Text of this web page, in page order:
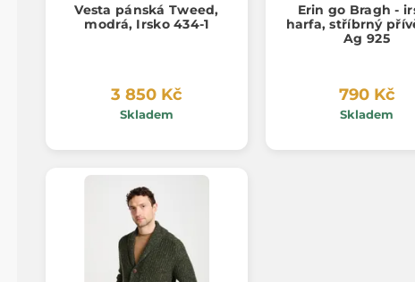
Vesta pánská Tweed,
modrá, Irsko 434-1
3 850 Kč
Skladem
Erin go Bragh -
harfa, stříbrný
Ag 925
790 Kč
Skladem